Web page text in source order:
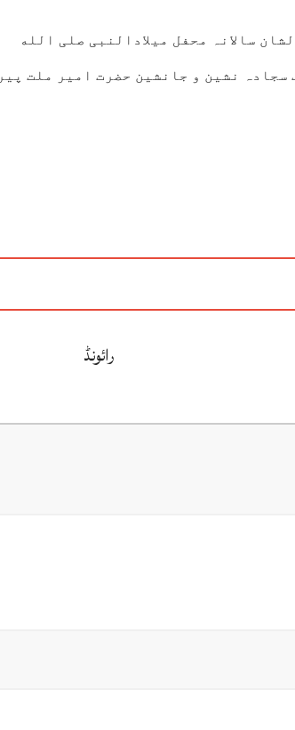
سالانہ محفل میلادالنبی صلی الله
نشین و جانشین حضرت امیر ملت پیر
رائونڈ